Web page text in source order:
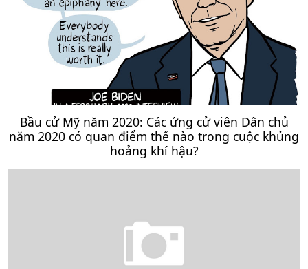
Bầu cử Mỹ năm 2020: Các ứng cử viên Dân chủ
năm 2020 có quan điểm thế nào trong cuộc khủng
hoảng khí hậu?